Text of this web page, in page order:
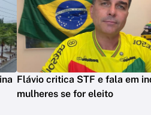
Flávio critica STF e fala em
mulheres se for eleito